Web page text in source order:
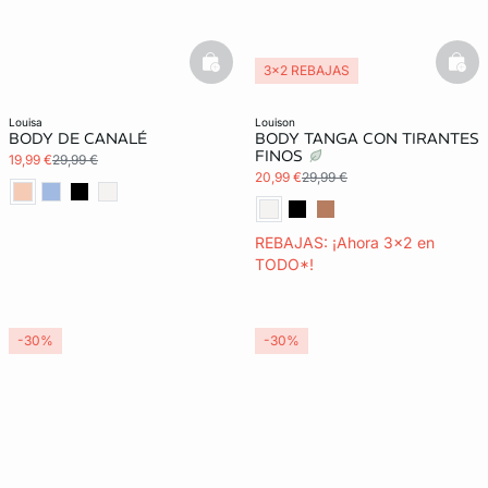
louisa
BODY DE CANALÉ
19,99 €29,99 €
basketfull
louison
BODY TANGA CON TIRANTES
FINOS
20,99 €29,99 €
REBAJAS: ¡Ahora 3x2 en
TODO*!
3x2 REBAJAS
-30% -30%